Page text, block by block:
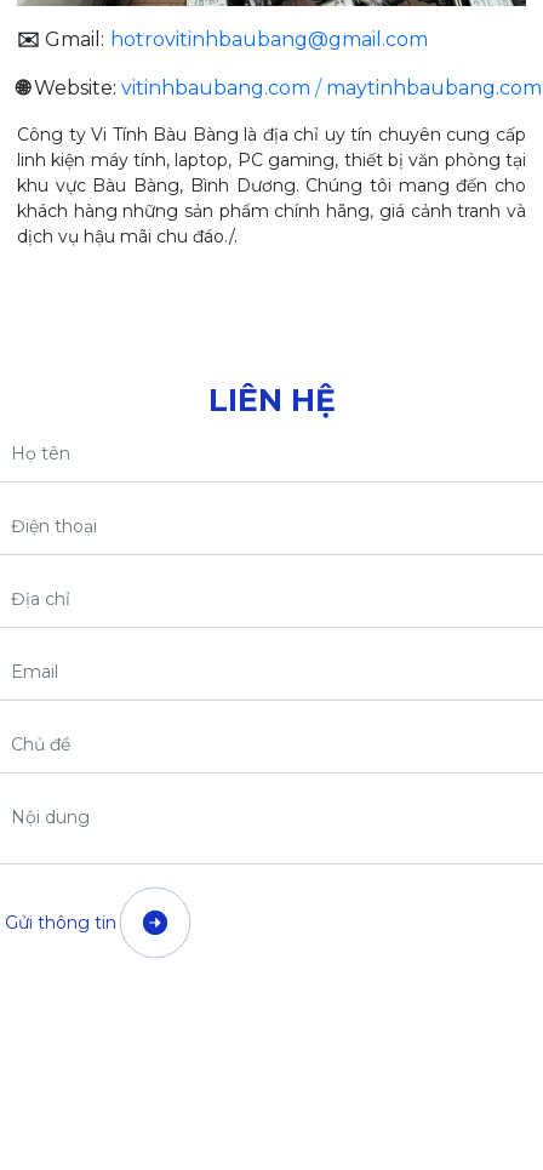
✉️ Gmail: hotrovitinhbaubang@gmail.com
🌐Website: vitinhbaubang.com / maytinhbaubang.com
Công ty Vi Tính Bàu Bàng là địa chỉ uy tín chuyên cung cấp
linh kiện máy tính, laptop, PC gaming, thiết bị văn phòng tại
khu vực Bàu Bàng, Bình Dương. Chúng tôi mang đến cho
khách hàng những sản phẩm chính hãng, giá cảnh tranh và
dịch vụ hậu mãi chu đáo./.
LIÊN HỆ
Họ tên
Điện thoại
Địa chỉ
Email
Chủ đề
Nội dung
Gửi thông tin